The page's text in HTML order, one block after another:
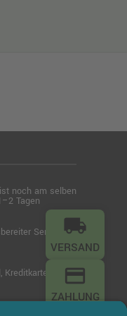
local_shipping
VERSAND
credit_card
ZAHLUNG
noch am selben
Tagen
Service